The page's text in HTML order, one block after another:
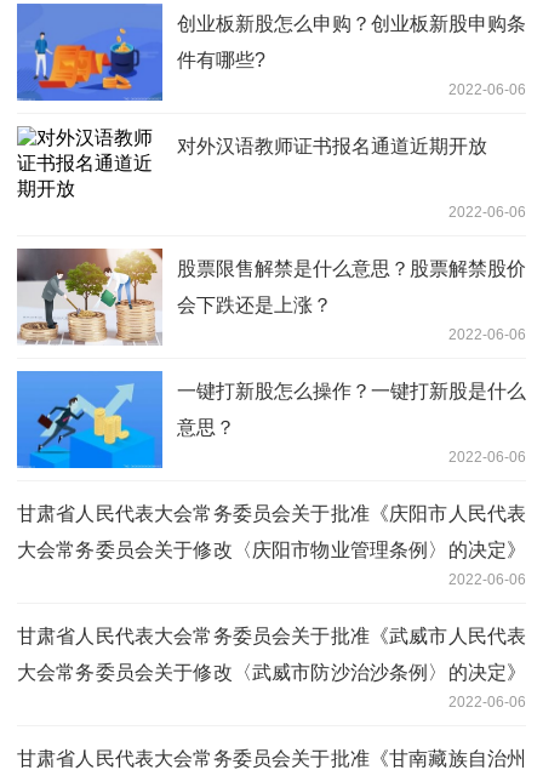
创业板新股怎么申购？创业板新股申购条
件有哪些?
2022-06-06
对外汉语教师证书报名通道近期开放
2022-06-06
股票限售解禁是什么意思？股票解禁股价
会下跌还是上涨？
2022-06-06
一键打新股怎么操作？一键打新股是什么
意思？
2022-06-06
甘肃省人民代表大会常务委员会关于批准《庆阳市人民代表
大会常务委员会关于修改〈庆阳市物业管理条例〉的决定》
2022-06-06
甘肃省人民代表大会常务委员会关于批准《武威市人民代表
大会常务委员会关于修改〈武威市防沙治沙条例〉的决定》
2022-06-06
甘肃省人民代表大会常务委员会关于批准《甘南藏族自治州